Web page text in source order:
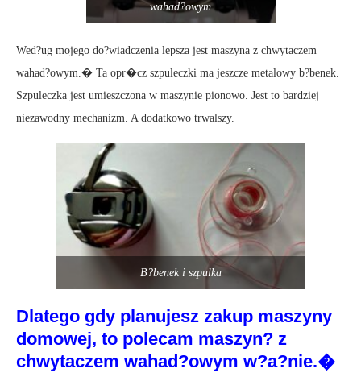
wahad?owym
Wed?ug mojego do?wiadczenia lepsza jest maszyna z chwytaczem
wahad?owym.� Ta opr�cz szpuleczki ma jeszcze metalowy b?benek.
Szpuleczka jest umieszczona w maszynie pionowo. Jest to bardziej
niezawodny mechanizm. A dodatkowo trwalszy.
B?benek i szpulka
Dlatego gdy planujesz zakup maszyny
domowej, to polecam maszyn? z
chwytaczem wahad?owym w?a?nie.�